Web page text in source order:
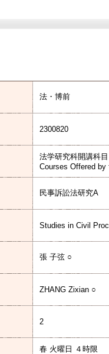
法・博前
2300820
法学研究科開講科目
Courses Offered by
民事訴訟法研究A
Studies in Civil
張 子弦 ○
ZHANG Zixian ○
2
春 火曜日 ４時限